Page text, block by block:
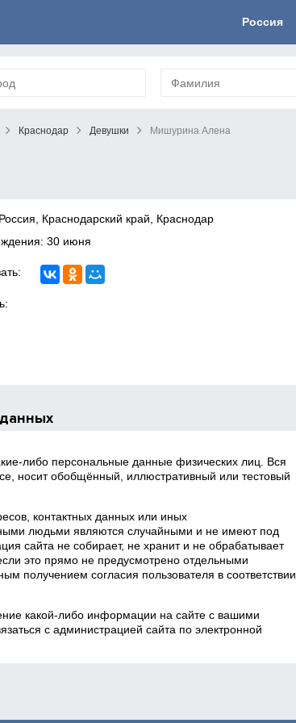
Россия
Краснодар Девушки Мишурина Алена
Краснодарский край, Краснодар
30 июня
персональные данные физических лиц. Вся
носит обобщённый, иллюстративный или тестовый
контактных данных или иных
людьми являются случайными и не имеют под
сайта не собирает, не хранит и не обрабатывает
это прямо не предусмотрено отдельными
получением согласия пользователя в соответствии
какой‑либо информации на сайте с вашими
с администрацией сайта по электронной